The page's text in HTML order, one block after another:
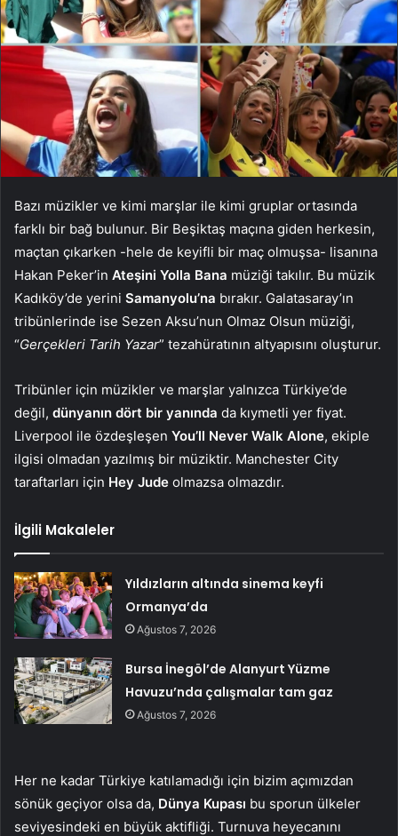
Bazı müzikler ve kimi marşlar ile kimi gruplar ortasında
farklı bir bağ bulunur. Bir Beşiktaş maçına giden herkesin,
maçtan çıkarken -hele de keyifli bir maç olmuşsa- lisanına
Hakan Peker’in Ateşini Yolla Bana müziği takılır. Bu müzik
Kadıköy’de yerini Samanyolu’na bırakır. Galatasaray’ın
tribünlerinde ise Sezen Aksu’nun Olmaz Olsun müziği,
“Gerçekleri Tarih Yazar” tezahüratının altyapısını oluşturur.
Tribünler için müzikler ve marşlar yalnızca Türkiye’de
değil, dünyanın dört bir yanında da kıymetli yer fiyat.
Liverpool ile özdeşleşen You’ll Never Walk Alone, ekiple
ilgisi olmadan yazılmış bir müziktir. Manchester City
taraftarları için Hey Jude olmazsa olmazdır.
İlgili Makaleler
Yıldızların altında sinema keyfi
Ormanya’da
Ağustos 7, 2026
Bursa İnegöl’de Alanyurt Yüzme
Havuzu’nda çalışmalar tam gaz
Ağustos 7, 2026
Her ne kadar Türkiye katılamadığı için bizim açımızdan
sönük geçiyor olsa da, Dünya Kupası bu sporun ülkeler
seviyesindeki en büyük aktifliği. Turnuva heyecanını